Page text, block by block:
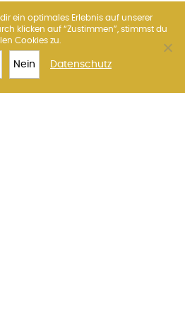
Barcelona
Florenz
Rom Venedig
ein optimales Erlebnis auf unserer
klicken auf “Zustimmen”, stimmst du
Cookies zu.
Nein Datenschutz